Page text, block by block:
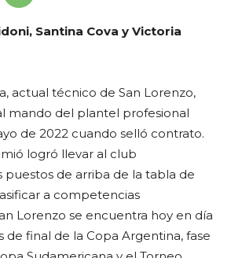
Santina Cova y Victoria
actual técnico de San Lorenzo,
mando del plantel profesional
de 2022 cuando selló contrato.
logró llevar al club
puestos de arriba de la tabla de
a competencias
Lorenzo se encuentra hoy en día
de final de la Copa Argentina, fase